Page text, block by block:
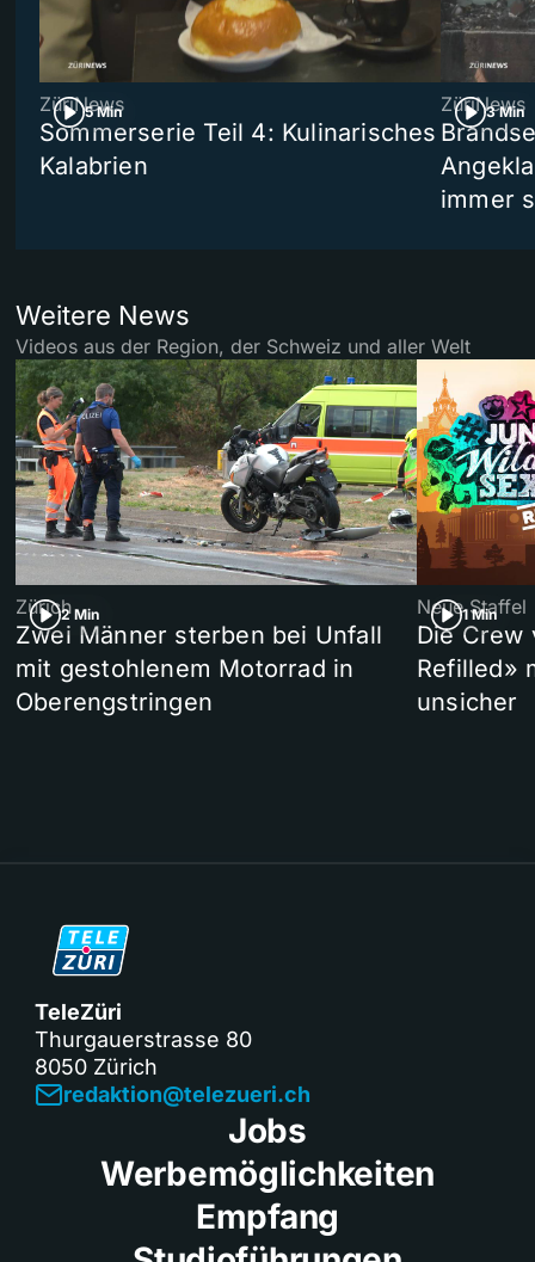
5 Min
ZüriNews
Sommerserie Teil 4: Kulinarisches
Kalabrien
3 Min
ZüriNews
immer
Weitere News
Videos aus der Region, der Schweiz und aller Welt
2 Min
Zürich
Zwei Männer sterben bei Unfall
mit gestohlenem Motorrad in
Oberengstringen
1 Min
Neue Staffel
Die Crew
Refilled»
unsicher
TeleZüri
Thurgauerstrasse 80
8050 Zürich
redaktion@telezueri.ch
Jobs
Werbemöglichkeiten
Empfang